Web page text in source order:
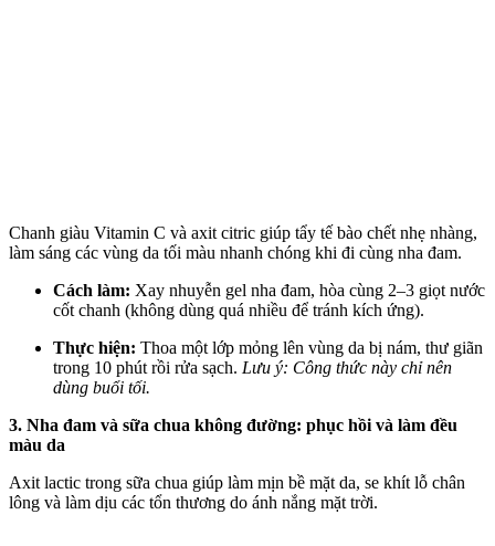
Chanh giàu Vitamin C và axit citric giúp tẩy tế bào chết nhẹ nhàng,
làm sáng các vùng da tối màu nhanh chóng khi đi cùng nha đam.
Cách làm: Xay nhuyễn gel nha đam, hòa cùng 2–3 giọt nước
cốt chanh (không dùng quá nhiều để tránh kích ứng).
Thực hiện: Thoa một lớp mỏng lên vùng da bị nám, thư giãn
trong 10 phút rồi rửa sạch. Lưu ý: Công thức này chỉ nên
dùng buổi tối.
3. Nha đam và sữa chua không đường: phục hồi và làm đều
màu da
Axit lactic trong sữa chua giúp làm mịn bề mặt da, se khít lỗ chân
lông và làm dịu các tổn thương do ánh nắng mặt trời.